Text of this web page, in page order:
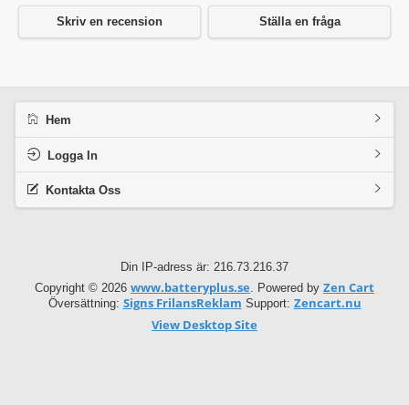
Skriv en recension Ställa en fråga
Hem
Logga In
Kontakta Oss
Din IP-adress är: 216.73.216.37
Copyright © 2026 www.batteryplus.se. Powered by Zen Cart
Översättning: Signs FrilansReklam Support: Zencart.nu
View Desktop Site